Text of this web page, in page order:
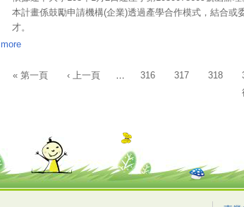
本計畫係鼓勵申請機構(企業)透過產學合作模式，結合
才。
補助範圍：
研發技術人才培育。
more
頁面
« 第一頁 ‹ 上一頁 316 317 318